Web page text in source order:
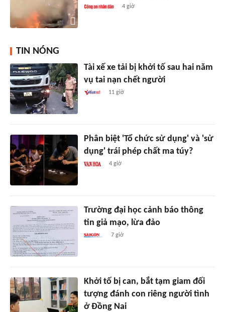
4 giờ
TIN NÓNG
Tài xế xe tải bị khởi tố sau hai năm
vụ tai nạn chết người
11 giờ
Phân biệt 'Tổ chức sử dụng' và 'sử
dụng' trái phép chất ma túy?
4 giờ
Trường đại học cảnh báo thông
tin giả mạo, lừa đảo
7 giờ
Khởi tố bị can, bắt tạm giam đối
tượng đánh con riêng người tình
ở Đồng Nai